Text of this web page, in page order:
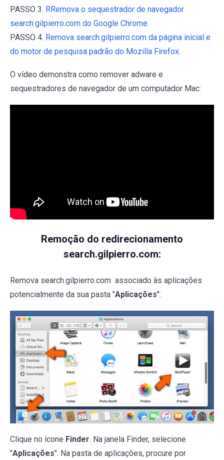
PASSO 3. RRemova o sequestrador de navegador
search.gilpierro.com do Google Chrome.
PASSO 4. Remova search.gilpierro.com da página inicial e
do motor de pesquisa padrão do Mozilla Firefox.
O vídeo demonstra como remover adware e
sequestradores de navegador de um computador Mac:
Remoção do redirecionamento
search.gilpierro.com:
Remova search.gilpierro.com associado às aplicações
potencialmente da sua pasta "Aplicações":
Clique no ícone Finder. Na janela Finder, selecione
"Aplicações". Na pasta de aplicações, procure por